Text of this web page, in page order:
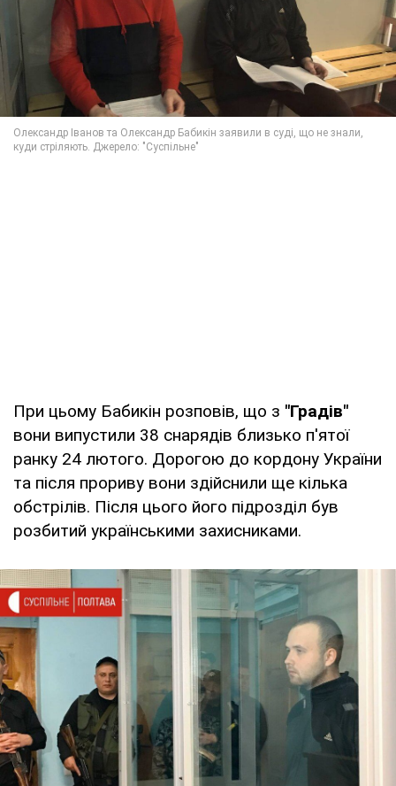
При цьому Бабикін розповів, що з "Градів"
вони випустили 38 снарядів близько п'ятої
ранку 24 лютого. Дорогою до кордону України
та після прориву вони здійснили ще кілька
обстрілів. Після цього його підрозділ був
розбитий українськими захисниками.